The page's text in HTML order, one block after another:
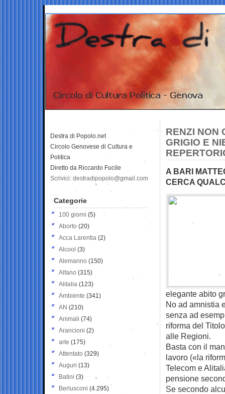
RENZI NON
GRIGIO E
A BARI
CERCA
elegante abito
No ad amnistia
senza ad
riforma del
alle Regioni.
Basta con il
lavoro («la
Telecom e
pensione
Se secondo
Destra di Popolo.net
Circolo Genovese di Cultura e
Politica
Diretto da Riccardo Fucile
Scrivici: destradipopolo@gmail.com
Categorie
100 giorni (5)
Aborto (20)
Acca Larentia (2)
Alcool (3)
Alemanno (150)
Alfano (315)
Alitalia (123)
Ambiente (341)
AN (210)
Animali (74)
Arancioni (2)
arte (175)
Attentato (329)
Auguri (13)
Batini (3)
Berlusconi (4.295)